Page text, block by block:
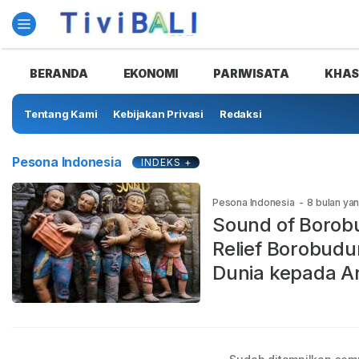
BERANDA EKONOMI PARIWISATA
Tentang Kami Kebijakan Privasi Redaksi
Pesona Indonesia INDEKS +
Pesona Indonesia - 8 bulan
Sound of
Relief
Dunia kepada